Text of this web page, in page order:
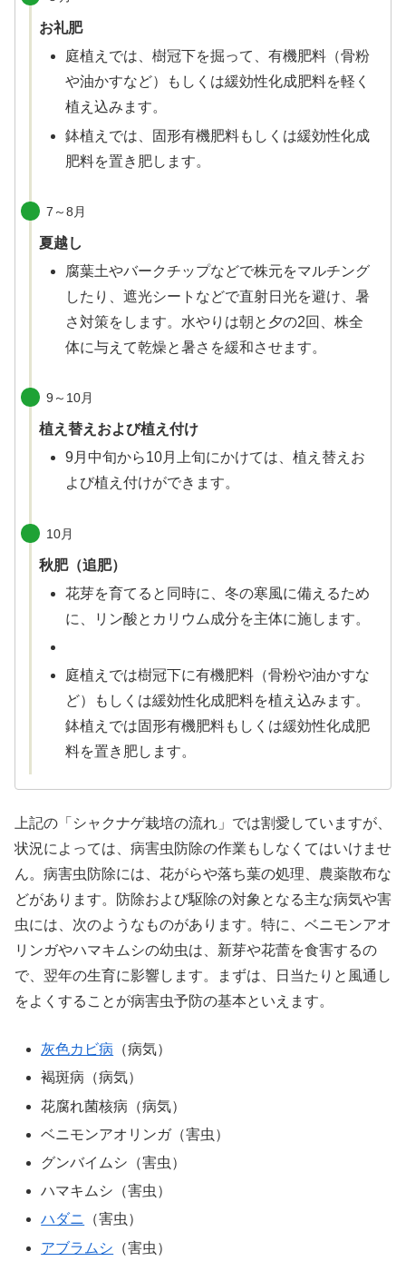
お礼肥
庭植えでは、樹冠下を掘って、有機肥料（骨粉
や油かすなど）もしくは緩効性化成肥料を軽く
植え込みます。
鉢植えでは、固形有機肥料もしくは緩効性化成
肥料を置き肥します。
7～8月
夏越し
腐葉土やバークチップなどで株元をマルチング
したり、遮光シートなどで直射日光を避け、暑
さ対策をします。水やりは朝と夕の2回、株全
体に与えて乾燥と暑さを緩和させます。
9～10月
植え替えおよび植え付け
9月中旬から10月上旬にかけては、植え替えお
よび植え付けができます。
10月
秋肥（追肥）
花芽を育てると同時に、冬の寒風に備えるため
に、リン酸とカリウム成分を主体に施します。
庭植えでは樹冠下に有機肥料（骨粉や油かすな
ど）もしくは緩効性化成肥料を植え込みます。
鉢植えでは固形有機肥料もしくは緩効性化成肥
料を置き肥します。
上記の「シャクナゲ栽培の流れ」では割愛していますが、
状況によっては、病害虫防除の作業もしなくてはいけませ
ん。病害虫防除には、花がらや落ち葉の処理、農薬散布な
どがあります。防除および駆除の対象となる主な病気や害
虫には、次のようなものがあります。特に、ベニモンアオ
リンガやハマキムシの幼虫は、新芽や花蕾を食害するの
で、翌年の生育に影響します。まずは、日当たりと風通し
をよくすることが病害虫予防の基本といえます。
灰色カビ病 （病気）
褐斑病（病気）
花腐れ菌核病（病気）
ベニモンアオリンガ（害虫）
グンバイムシ（害虫）
ハマキムシ（害虫）
ハダニ （害虫）
アブラムシ （害虫）
X
LINE
LinkedIn
コピー